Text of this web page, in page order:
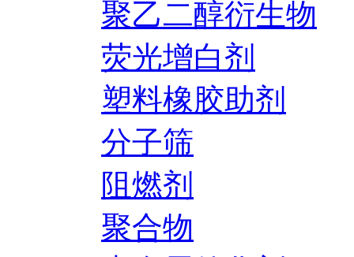
聚乙二醇衍生物
荧光增白剂
塑料橡胶助剂
分子筛
阻燃剂
聚合物